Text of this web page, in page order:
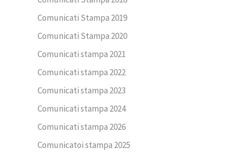
Comunicati Stampa 2019
Comunicati Stampa 2020
Comunicati stampa 2021
Comunicati stampa 2022
Comunicati stampa 2023
Comunicati stampa 2024
Comunicati stampa 2026
Comunicatoi stampa 2025